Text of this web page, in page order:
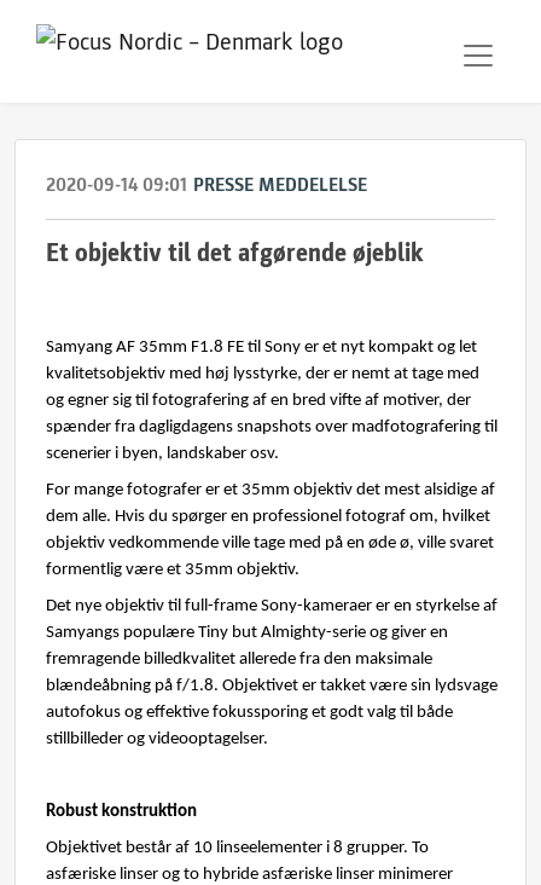
2020-09-14 09:01 PRESSE MEDDELELSE
Et objektiv til det afgørende øjeblik
Samyang AF 35mm F1.8 FE til Sony er et nyt kompakt og let
kvalitetsobjektiv med høj lysstyrke, der er nemt at tage med
og egner sig til fotografering af en bred vifte af motiver, der
spænder fra dagligdagens snapshots over madfotografering til
scenerier i byen, landskaber osv.
For mange fotografer er et 35mm objektiv det mest alsidige af
dem alle. Hvis du spørger en professionel fotograf om, hvilket
objektiv vedkommende ville tage med på en øde ø, ville svaret
formentlig være et 35mm objektiv.
Det nye objektiv til full-frame Sony-kameraer er en styrkelse af
Samyangs populære Tiny but Almighty-serie og giver en
fremragende billedkvalitet allerede fra den maksimale
blændeåbning på f/1.8. Objektivet er takket være sin lydsvage
autofokus og effektive fokussporing et godt valg til både
stillbilleder og videooptagelser.
Robust konstruktion
Objektivet består af 10 linseelementer i 8 grupper. To
asfæriske linser og to hybride asfæriske linser minimerer